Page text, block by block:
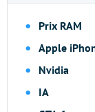
Prix RAM
Apple
Nvidia
IA